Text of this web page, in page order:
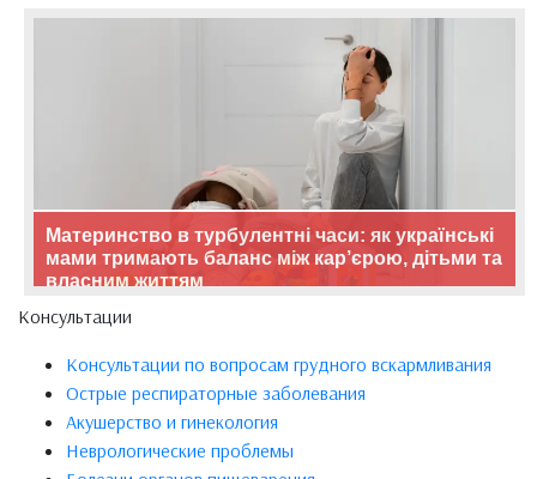
Материнство в турбулентні часи: як українські
мами тримають баланс між кар’єрою, дітьми та
власним життям
Консультации
Консультации по вопросам грудного вскармливания
Острые респираторные заболевания
Акушерство и гинекология
Неврологические проблемы